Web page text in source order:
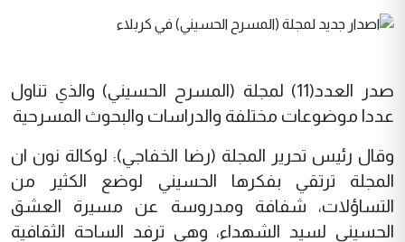
صدر العدد(11) لمجلة (المسرح الحسيني) والذي تناول
عددا موضوعات مختلفة والدراسات والبحوث المسرحية
وقال رئيس تحرير المجلة (رضا الخفاجي): لوكالة نون ان
المجلة ترتقي بفكرها الحسيني لوضع الكثير من
التساؤلات، شفافة ومدروسة عن مسيرة العشق
الحسيني لسيد الشهداء، وهي ترفد الساحة الثقافية